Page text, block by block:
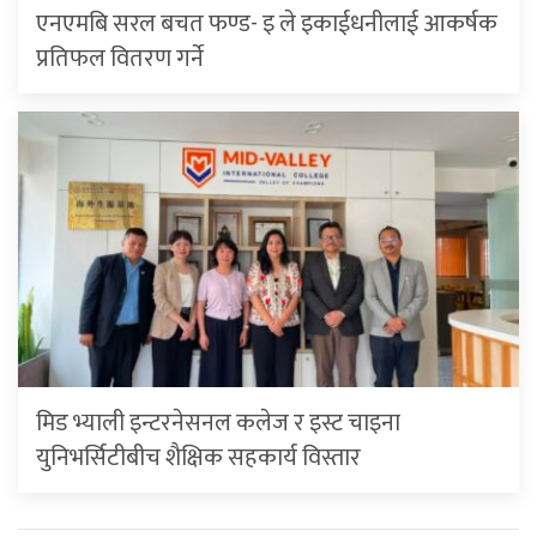
एनएमबि सरल बचत फण्ड- इ ले इकाईधनीलाई आकर्षक
प्रतिफल वितरण गर्ने
मिड भ्याली इन्टरनेसनल कलेज र इस्ट चाइना
युनिभर्सिटीबीच शैक्षिक सहकार्य विस्तार